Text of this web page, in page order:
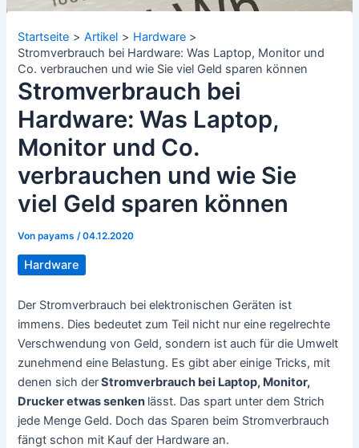
Startseite Artikel
Hardware
Stromverbrauch bei Hardware: Was Laptop, Monitor und
Co. verbrauchen und wie Sie viel Geld sparen können
Stromverbrauch bei
Hardware: Was Laptop,
Monitor und Co.
verbrauchen und wie Sie
viel Geld sparen können
Vonpayams/04.12.2020
Hardware
Der Stromverbrauch bei elektronischen Geräten ist
immens. Dies bedeutet zum Teil nicht nur eine regelrechte
Verschwendung von Geld, sondern ist auch für die Umwelt
zunehmend eine Belastung. Es gibt aber einige Tricks, mit
denen sich derStromverbrauch bei Laptop, Monitor,
Drucker etwas senken lässt. Das spart unter dem Strich
jede Menge Geld. Doch das Sparen beim Stromverbrauch
fängt schon mit Kauf der Hardware an.